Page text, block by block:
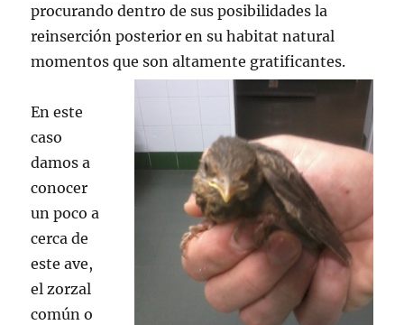
procurando dentro de sus posibilidades la
reinserción posterior en su habitat natural
momentos que son altamente gratificantes.
En este
caso
damos a
conocer
un poco a
cerca de
este ave,
el zorzal
común o